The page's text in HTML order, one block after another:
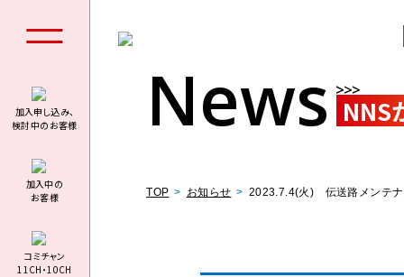
加入申し込み、
検討中のお客様
加⼊中の
お客様
コミチャン
11CH・10CH
News NNS
TOP お知らせ 2023.7.4(火) 伝送路メンテナ